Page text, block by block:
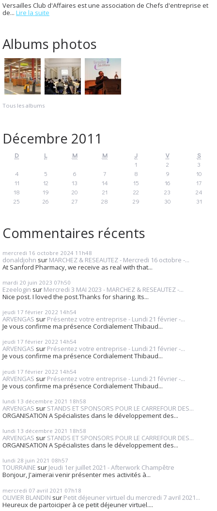
Versailles Club d'Affaires est une association de Chefs d'entreprise et
de... Lire la suite
Albums photos
Tous les albums
Décembre 2011
D L M M J V
S
1
2
3
4
5 6 7 8 9
10
11
12 13 14 15 16
17
18
19 20 21 22 23
24
25
26 27 28 29 30 31
Commentaires récents
mercredi 16 octobre 2024 11h48
donaldjohn sur MARCHEZ & RESEAUTEZ - Mercredi 16 octobre -...
At Sanford Pharmacy, we receive as real with that...
mardi 20 juin 2023 07h50
Ezeelogin sur Mercredi 3 MAI 2023 - MARCHEZ & RESEAUTEZ -...
Nice post. I loved the post.Thanks for sharing. Its...
jeudi 17 février 2022 14h54
ARVENGAS sur Présentez votre entreprise - Lundi 21 février -...
Je vous confirme ma présence Cordialement Thibaud...
jeudi 17 février 2022 14h54
ARVENGAS sur Présentez votre entreprise - Lundi 21 février -...
Je vous confirme ma présence Cordialement Thibaud...
jeudi 17 février 2022 14h54
ARVENGAS sur Présentez votre entreprise - Lundi 21 février -...
Je vous confirme ma présence Cordialement Thibaud...
lundi 13 décembre 2021 18h58
ARVENGAS sur STANDS ET SPONSORS POUR LE CARREFOUR DES...
ORGANISATION A Spécialistes dans le développement des...
lundi 13 décembre 2021 18h58
ARVENGAS sur STANDS ET SPONSORS POUR LE CARREFOUR DES...
ORGANISATION A Spécialistes dans le développement des...
lundi 28 juin 2021 08h57
TOURRAINE sur Jeudi 1er juillet 2021 - Afterwork Champêtre
Bonjour, J'aimerai venir présenter mes activités à...
mercredi 07 avril 2021 07h18
OLIVIER BLANDIN sur Petit déjeuner virtuel du mercredi 7 avril 2021...
Heureux de partoiciper à ce petit déjeuner virtuel....